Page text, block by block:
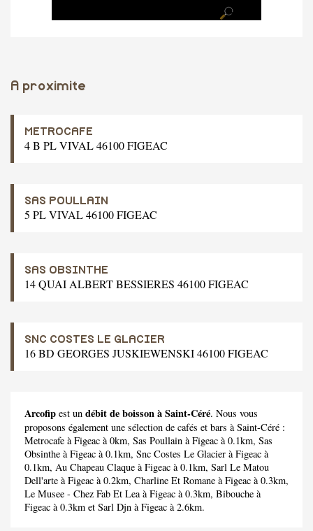
A proximite
METROCAFE
4 B PL VIVAL 46100 FIGEAC
SAS POULLAIN
5 PL VIVAL 46100 FIGEAC
SAS OBSINTHE
14 QUAI ALBERT BESSIERES 46100 FIGEAC
SNC COSTES LE GLACIER
16 BD GEORGES JUSKIEWENSKI 46100 FIGEAC
Arcofip est un débit de boisson à Saint-Céré. Nous vous
proposons également une sélection de cafés et bars à Saint-Céré :
Metrocafe à Figeac à 0km, Sas Poullain à Figeac à 0.1km, Sas
Obsinthe à Figeac à 0.1km, Snc Costes Le Glacier à Figeac à
0.1km, Au Chapeau Claque à Figeac à 0.1km, Sarl Le Matou
Dell'arte à Figeac à 0.2km, Charline Et Romane à Figeac à 0.3km,
Le Musee - Chez Fab Et Leaà Figeac à 0.3km, Bibouche à
Figeac à 0.3km et Sarl Djn à Figeac à 2.6km.